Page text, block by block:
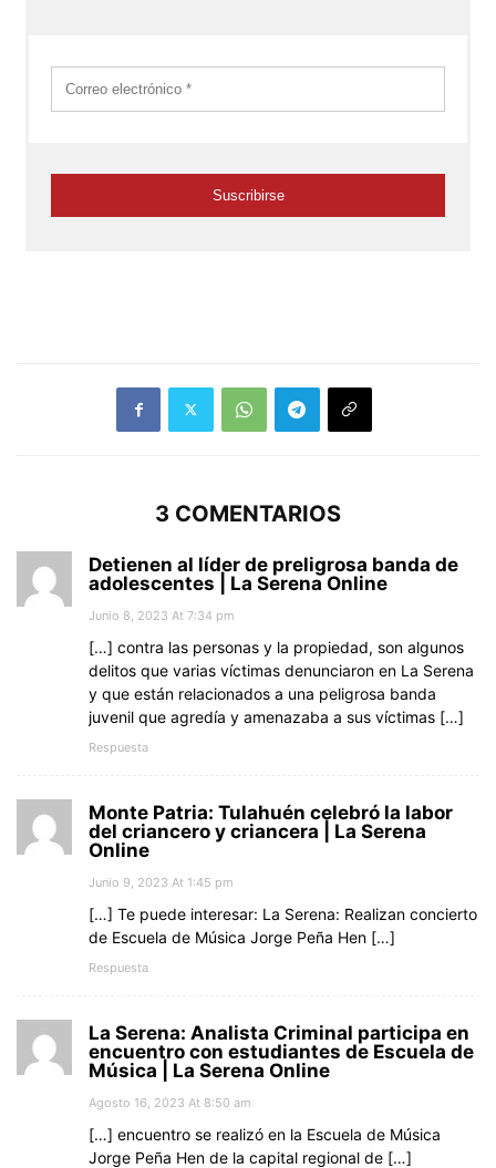
3 COMENTARIOS
Detienen al líder de preligrosa banda de
adolescentes | La Serena Online
Junio 8, 2023 At 7:34 pm
[…] contra las personas y la propiedad, son algunos
delitos que varias víctimas denunciaron en La Serena
y que están relacionados a una peligrosa banda
juvenil que agredía y amenazaba a sus víctimas […]
Respuesta
Monte Patria: Tulahuén celebró la labor
del criancero y criancera | La Serena
Online
Junio 9, 2023 At 1:45 pm
[…] Te puede interesar: La Serena: Realizan concierto
de Escuela de Música Jorge Peña Hen […]
Respuesta
La Serena: Analista Criminal participa en
encuentro con estudiantes de Escuela de
Música | La Serena Online
Agosto 16, 2023 At 8:50 am
[…] encuentro se realizó en la Escuela de Música
Jorge Peña Hen de la capital regional de […]